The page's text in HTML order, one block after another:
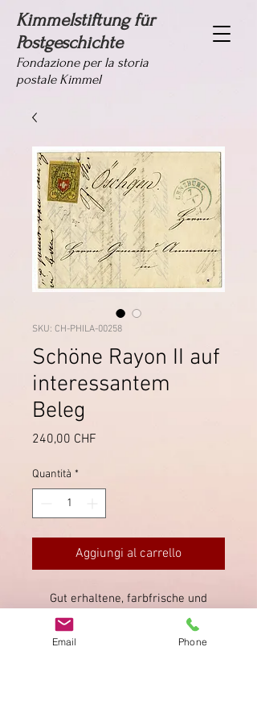
Kimmelstiftung für
Postgeschichte
Fondazione per la storia
postale Kimmel
SKU: CH-PHILA-00258
Schöne Rayon II auf
interessantem
Beleg
240,00 CHF
Quantità *
Aggiungi al carrello
Gut erhaltene, farbfrische und
breitrandige Rayon II, T7 D LU, mit
Raute entwertet. Zusätzliche blaue
Email Phone